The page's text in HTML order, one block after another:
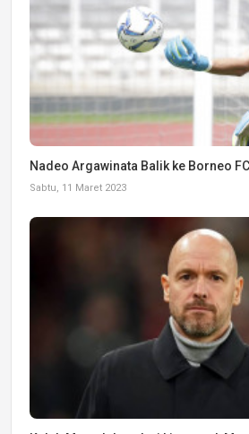
Nadeo Argawinata Balik ke Borneo
Sabtu, 11 Maret 2023